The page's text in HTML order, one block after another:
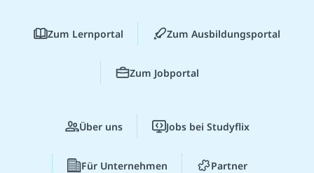
Zum Lernportal Zum Ausbildungsportal
Zum Jobportal
Über uns Jobs bei Studyflix
Für Unternehmen Partner